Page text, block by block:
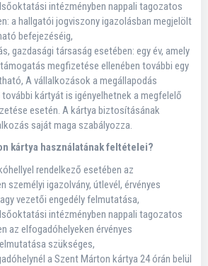
intézményben nappali tagozatos
a hallgatói jogviszony igazolásban megjelölt
befejezéséig,
gazdasági társaság esetében: egy év, amely
megfizetése ellenében további egy
A vállalkozások a megállapodás
kártyát is igényelhetnek a megfelelő
esetén. A kártya biztosításának
saját maga szabályozza.
kártya használatának feltételei?
rendelkező esetében az
személyi igazolvány, útlevél, érvényes
vezetői engedély felmutatása,
intézményben nappali tagozatos
az elfogadóhelyeken érvényes
szükséges,
a Szent Márton kártya 24 órán belül